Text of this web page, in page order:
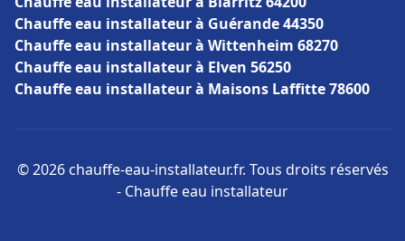
Chauffe eau installateur à Guérande 44350
Chauffe eau installateur à Wittenheim 68270
Chauffe eau installateur à Elven 56250
Chauffe eau installateur à Maisons Laffitte 78600
© 2026 chauffe-eau-installateur.fr. Tous droits réservés
- Chauffe eau installateur